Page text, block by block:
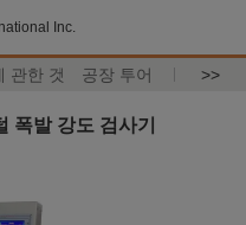
Inc.
관한 것 공장 투어 >>
폭발 강도 검사기